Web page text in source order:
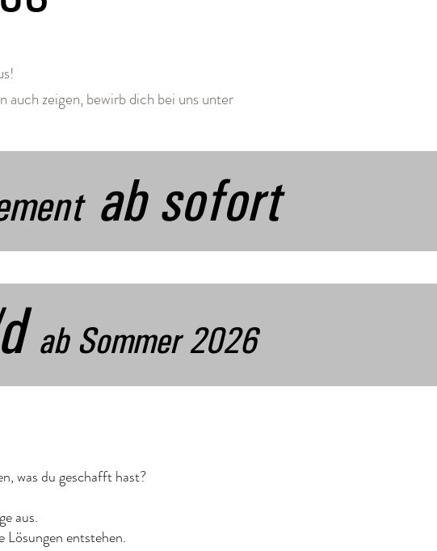
zeigen, bewirb dich bei uns unter
ab sofort
ab Sommer 2026
was du geschafft hast?
aus.
entstehen.